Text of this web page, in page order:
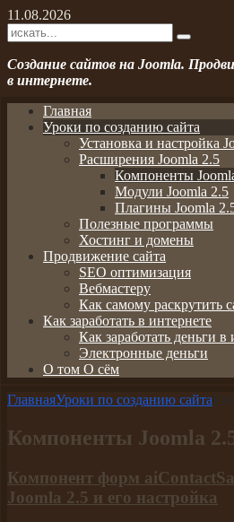
11.08.2026
Создание сайтов на Joomla.
в интернете.
Главная
Уроки по созданию сайта
Установка и настройка
Расширения Joomla 2.5
Компоненты
Модули Joomla 2.5
Плагины Joomla
Полезные программы
Хостинг и домены
Продвижение сайта
SEO оптимизация
Вебмастеру
Как самому раскрутить
Как заработать в интернете
Как заработать деньги в
Электронные деньги
О том О сём
ГлавнаяУроки по созданию сайта
Компоненты Joomla
Компонент форм
Joomla 2.5 и его настройка